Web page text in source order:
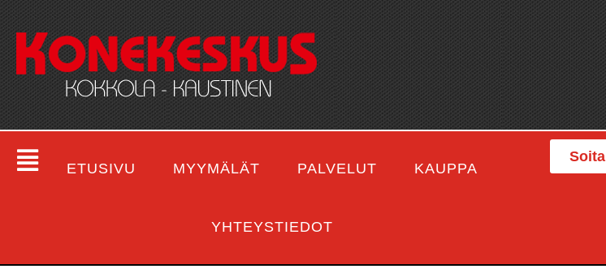
ETUSIVU MYYMÄLÄT PALVELUT KAUPPA
YHTEYSTIEDOT
Soita